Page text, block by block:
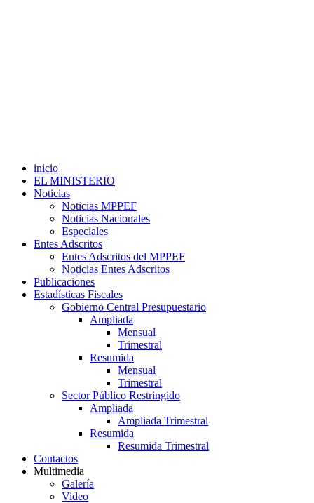
inicio
EL MINISTERIO
Noticias
Noticias MPPEF
Noticias Nacionales
Especiales
Entes Adscritos
Entes Adscritos del MPPEF
Noticias Entes Adscritos
Publicaciones
Estadísticas Fiscales
Gobierno Central Presupuestario
Ampliada
Mensual
Trimestral
Resumida
Mensual
Trimestral
Sector Público Restringido
Ampliada
Ampliada Trimestral
Resumida
Resumida Trimestral
Contactos
Multimedia
Galería
Video